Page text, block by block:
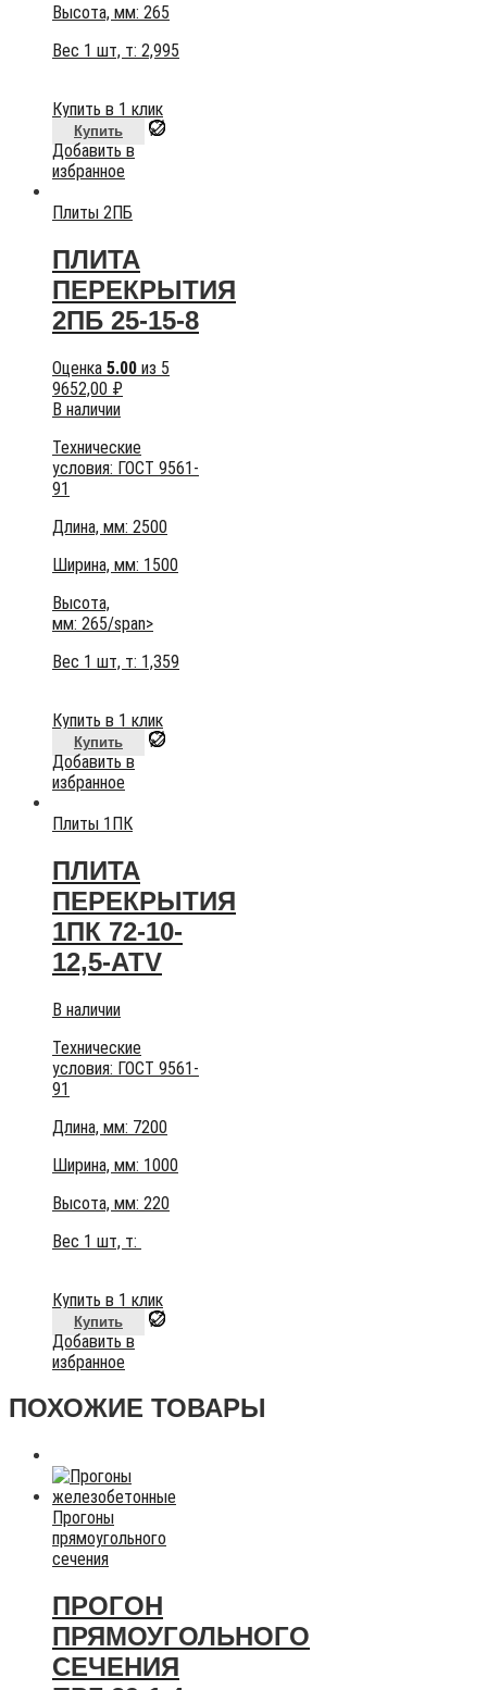
Высота, мм: 265
Вес 1 шт, т: 2,995
Купить в 1 клик
Купить
Добавить в
избранное
Плиты 2ПБ
ПЛИТА
ПЕРЕКРЫТИЯ
2ПБ 25-15-8
Оценка 5.00 из 5
9652,00 ₽
В наличии
Технические
условия: ГОСТ 9561-
91
Длина, мм: 2500
Ширина, мм: 1500
Высота,
мм: 265/span>
Вес 1 шт, т: 1,359
Купить в 1 клик
Купить
Добавить в
избранное
Плиты 1ПК
ПЛИТА
ПЕРЕКРЫТИЯ
1ПК 72-10-
12,5-АТV
В наличии
Технические
условия: ГОСТ 9561-
91
Длина, мм: 7200
Ширина, мм: 1000
Высота, мм: 220
Вес 1 шт, т:
Купить в 1 клик
Купить
Добавить в
избранное
ПОХОЖИЕ ТОВАРЫ
Прогоны
прямоугольного
сечения
ПРОГОН
ПРЯМОУГОЛЬНОГО
СЕЧЕНИЯ